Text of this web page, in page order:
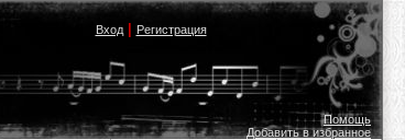
Вход| Регистрация
Помощь
Добавить в избранное